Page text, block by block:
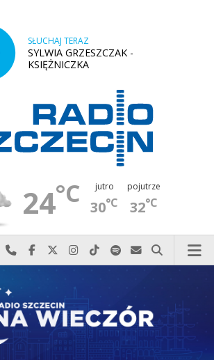
SŁUCHAJ TERAZ
SYLWIA GRZESZCZAK -
KSIĘŻNICZKA
24°C jutro
30°C
pojutrze
32°C
Najlepiej po prostu do nas zadzwoń
Odwiedź nas na Facebook-u
Odwiedź nas na X
Odwiedź nas na Instagram-ie
Odwiedź nas na TikTok-u
Szukaj nas na Spotify
Wyślij do nas
Szukaj